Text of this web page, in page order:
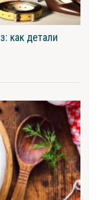
как детали